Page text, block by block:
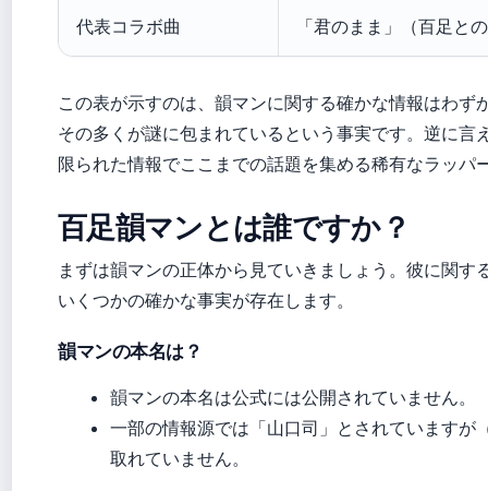
代表コラボ曲 「君のまま」（百足と
この表が示すのは、韻マンに関する確かな情報はわず
その多くが謎に包まれているという事実です。逆に言
限られた情報でここまでの話題を集める稀有なラッパ
百足韻マンとは誰ですか？
まずは韻マンの正体から見ていきましょう。彼に関す
いくつかの確かな事実が存在します。
韻マンの本名は？
韻マンの本名は公式には公開されていません。
一部の情報源では「山口司」とされていますが
取れていません。